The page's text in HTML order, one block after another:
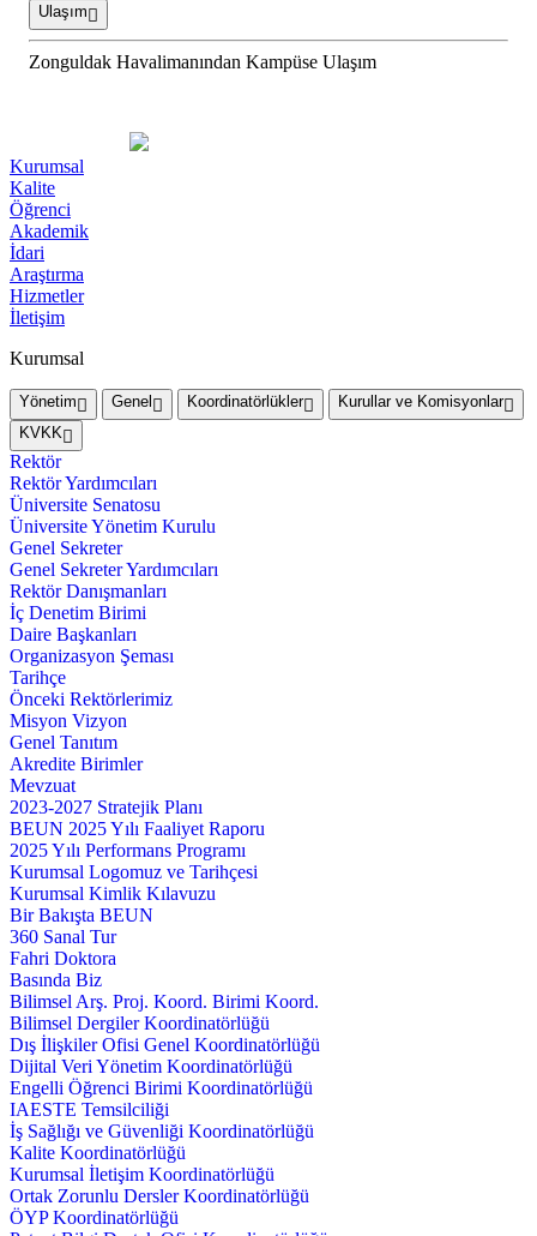
Ulaşım
Zonguldak Havalimanından Kampüse Ulaşım
Kurumsal
Kalite
Öğrenci
Akademik
İdari
Araştırma
Hizmetler
İletişim
Kurumsal
Yönetim Genel Koordinatörlükler
Kurullar ve Komisyonlar
KVKK
Rektör
Rektör Yardımcıları
Üniversite Senatosu
Üniversite Yönetim Kurulu
Genel Sekreter
Genel Sekreter Yardımcıları
Rektör Danışmanları
İç Denetim Birimi
Daire Başkanları
Organizasyon Şeması
Tarihçe
Önceki Rektörlerimiz
Misyon Vizyon
Genel Tanıtım
Akredite Birimler
Mevzuat
2023-2027 Stratejik Planı
BEUN 2025 Yılı Faaliyet Raporu
2025 Yılı Performans Programı
Kurumsal Logomuz ve Tarihçesi
Kurumsal Kimlik Kılavuzu
Bir Bakışta BEUN
360 Sanal Tur
Fahri Doktora
Basında Biz
Bilimsel Arş. Proj. Koord. Birimi Koord.
Bilimsel Dergiler Koordinatörlüğü
Dış İlişkiler Ofisi Genel Koordinatörlüğü
Dijital Veri Yönetim Koordinatörlüğü
Engelli Öğrenci Birimi Koordinatörlüğü
IAESTE Temsilciliği
İş Sağlığı ve Güvenliği Koordinatörlüğü
Kalite Koordinatörlüğü
Kurumsal İletişim Koordinatörlüğü
Ortak Zorunlu Dersler Koordinatörlüğü
ÖYP Koordinatörlüğü